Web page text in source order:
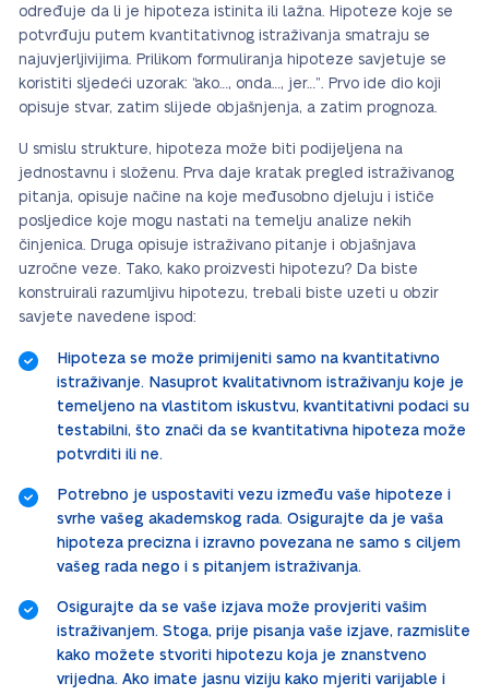
određuje da li je hipoteza istinita ili lažna. Hipoteze koje se
potvrđuju putem kvantitativnog istraživanja smatraju se
najuvjerljivijima. Prilikom formuliranja hipoteze savjetuje se
koristiti sljedeći uzorak: “ako…, onda…, jer…”. Prvo ide dio koji
opisuje stvar, zatim slijede objašnjenja, a zatim prognoza.
U smislu strukture, hipoteza može biti podijeljena na
jednostavnu i složenu. Prva daje kratak pregled istraživanog
pitanja, opisuje načine na koje međusobno djeluju i ističe
posljedice koje mogu nastati na temelju analize nekih
činjenica. Druga opisuje istraživano pitanje i objašnjava
uzročne veze. Tako, kako proizvesti hipotezu? Da biste
konstruirali razumljivu hipotezu, trebali biste uzeti u obzir
savjete navedene ispod:
Hipoteza se može primijeniti samo na kvantitativno
istraživanje. Nasuprot kvalitativnom istraživanju koje je
temeljeno na vlastitom iskustvu, kvantitativni podaci su
testabilni, što znači da se kvantitativna hipoteza može
potvrditi ili ne.
Potrebno je uspostaviti vezu između vaše hipoteze i
svrhe vašeg akademskog rada. Osigurajte da je vaša
hipoteza precizna i izravno povezana ne samo s ciljem
vašeg rada nego i s pitanjem istraživanja.
Osigurajte da se vaše izjava može provjeriti vašim
istraživanjem. Stoga, prije pisanja vaše izjave, razmislite
kako možete stvoriti hipotezu koja je znanstveno
vrijedna. Ako imate jasnu viziju kako mjeriti varijable i